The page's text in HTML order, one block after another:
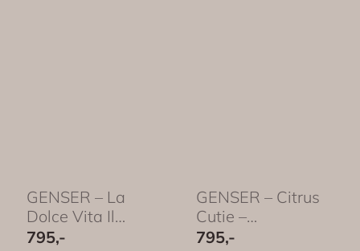
GENSER – La
Dolce Vita Il
Limone – ...
795,-
GENSER – Citrus
Cutie –
Festligetrykk
795,-